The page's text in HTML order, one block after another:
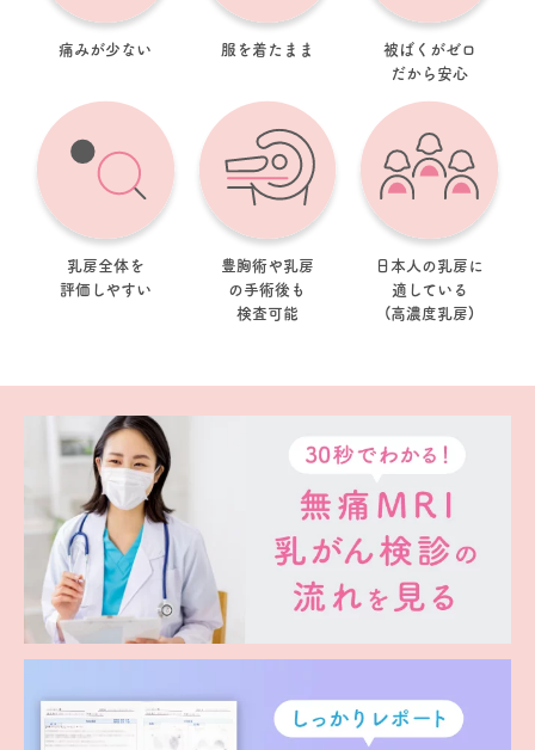
痛みが少ない 服を着たまま
被ばくがゼロ
だから安心
乳房全体を
評価しやすい
豊胸術や乳房
の手術後も
検査可能
日本人の乳房に
適している
(高濃度乳房)